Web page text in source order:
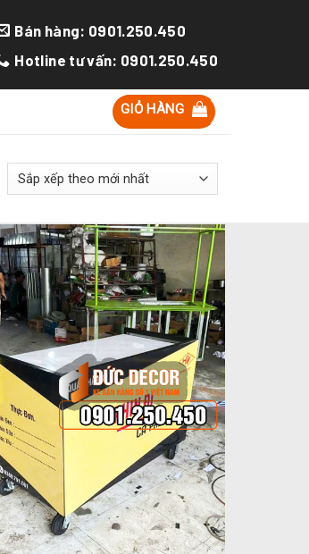
Bán hàng: 0901.250.450
Hotline tư vấn: 0901.250.450
GIỎ HÀNG